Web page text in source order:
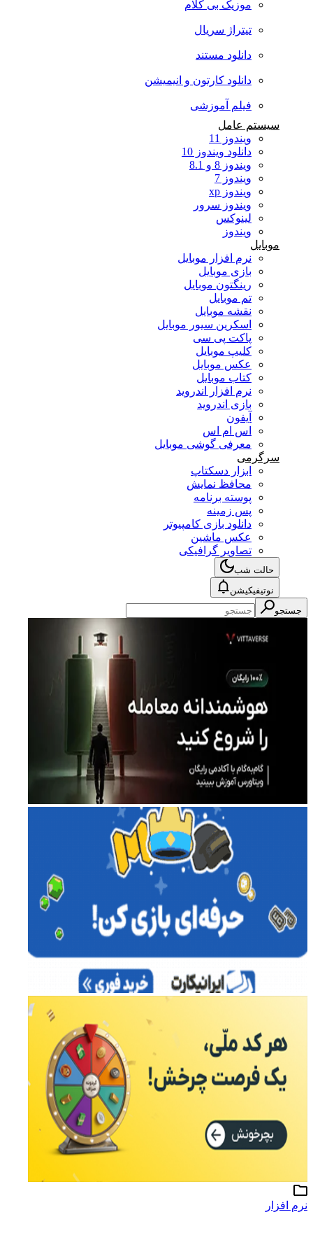
موزیک بی کلام
تیتراژ سریال
دانلود مستند
دانلود کارتون و انیمیشن
فیلم آموزشی
سیستم عامل
ویندوز 11
دانلود ویندوز 10
ویندوز 8 و 8.1
ویندوز 7
ویندوز xp
ویندوز سرور
لینوکس
ویندوز
موبایل
نرم افزار موبایل
بازی موبایل
رینگتون موبایل
تم موبایل
نقشه موبایل
اسکرین سیور موبایل
پاکت پی سی
کلیپ موبایل
عکس موبایل
کتاب موبایل
نرم افزار اندروید
بازی اندروید
آیفون
اس ام اس
معرفی گوشی موبایل
سرگرمی
ابزار دسکتاپ
محافظ نمایش
پوسته برنامه
پس زمینه
دانلود بازی کامپیوتر
عکس ماشین
تصاویر گرافیکی
حالت شب
نوتیفیکیشن
جستجو
نرم افزار